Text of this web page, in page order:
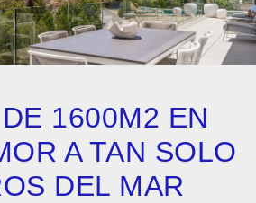
1600M2 EN
A TAN SOLO
DEL MAR